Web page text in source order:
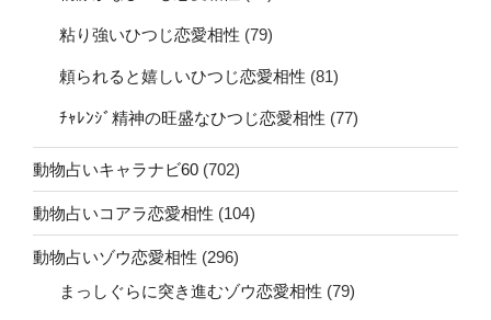
粘り強いひつじ恋愛相性 (79)
頼られると嬉しいひつじ恋愛相性 (81)
ﾁｬﾚﾝｼﾞ精神の旺盛なひつじ恋愛相性 (77)
動物占いキャラナビ60 (702)
動物占いコアラ恋愛相性 (104)
動物占いゾウ恋愛相性 (296)
まっしぐらに突き進むゾウ恋愛相性 (79)